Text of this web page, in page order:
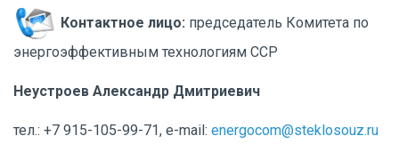
Контактное лицо: председатель Комитета по
энергоэффективным технологиям ССР
Неустроев Александр Дмитриевич
тел.: +7 915-105-99-71, e-mail: energocom@steklosouz.ru